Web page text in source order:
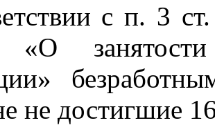
с п. 3
«О
не достигшие